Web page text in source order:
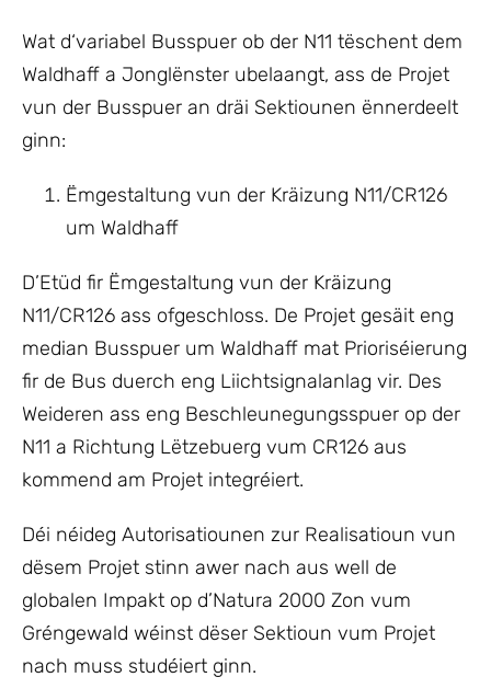
Wat d‘variabel Busspuer ob der N11 tëschent dem
Waldhaff a Jonglënster ubelaangt, ass de Projet
vun der Busspuer an dräi Sektiounen ënnerdeelt
ginn:
Ëmgestaltung vun der Kräizung N11/CR126
um Waldhaff
D’Etüd fir Ëmgestaltung vun der Kräizung
N11/CR126 ass ofgeschloss. De Projet gesäit eng
median Busspuer um Waldhaff mat Prioriséierung
fir de Bus duerch eng Liichtsignalanlag vir. Des
Weideren ass eng Beschleunegungsspuer op der
N11 a Richtung Lëtzebuerg vum CR126 aus
kommend am Projet integréiert.
Déi néideg Autorisatiounen zur Realisatioun vun
dësem Projet stinn awer nach aus well de
globalen Impakt op d’Natura 2000 Zon vum
Gréngewald wéinst dëser Sektioun vum Projet
nach muss studéiert ginn.